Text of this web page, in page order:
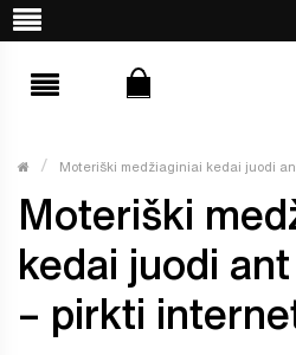
Moteriški medžiaginiai kedai juodi
Moteriški
kedai juodi
– pirkti